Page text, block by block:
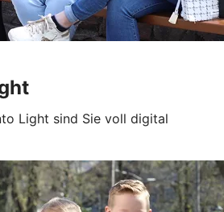
Light sind Sie voll digital